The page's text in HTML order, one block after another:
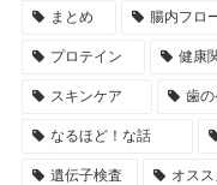
まとめ 腸内フロ
プロテイン 健康
スキンケア 歯の
なるほど！な話
遺伝子検査 オス